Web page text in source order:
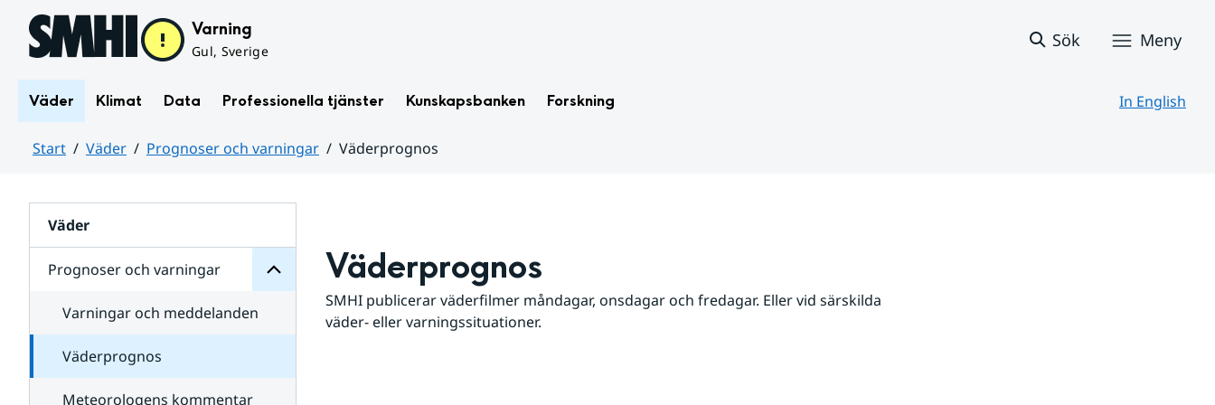
Hoppa till sidans innehåll Varning
Gul, Sverige
Sök Meny
Väder Klimat Data Professionella tjänster Kunskapsbanken Forskning In English
Start Väder Prognoser och varningar
Väderprognos
Väder
Prognoser och varningar
för
varningar
Varningar och meddelanden
Väderprognos
Meteorologens kommentar
Väderprognos
SMHI publicerar väderfilmer måndagar, onsdagar och fredagar. Eller vid särskilda
väder- eller varningssituationer.